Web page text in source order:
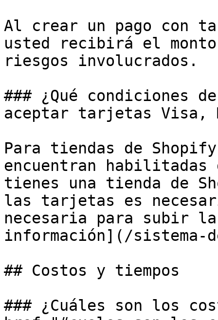
Al crear un pago con
usted recibirá el
riesgos involucrados.
### ¿Qué condiciones
aceptar tarjetas Visa,
Para tiendas de
encuentran
tienes una tienda de
las tarjetas es
necesaria para subir
información](/sistema-
## Costos y tiempos
### ¿Cuáles son los